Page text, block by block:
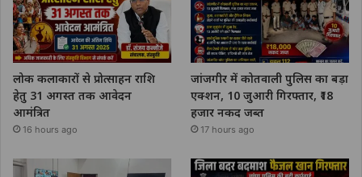
लोक कलाकारों से प्रोत्साहन राशि
हेतु 31 अगस्त तक आवेदन
आमंत्रित
16 hours ago
जांजगीर में कोतवाली पुलिस का बड़ा
एक्शन, 10 जुआरी गिरफ्तार, ₹18
हजार नकद जब्त
17 hours ago